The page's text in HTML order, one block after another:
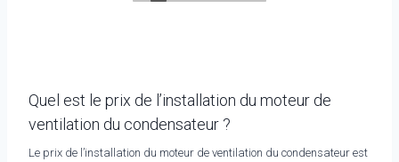
Quel est le prix de l’installation du moteur de
ventilation du condensateur ?
Le prix de l’installation du moteur de ventilation du condensateur est